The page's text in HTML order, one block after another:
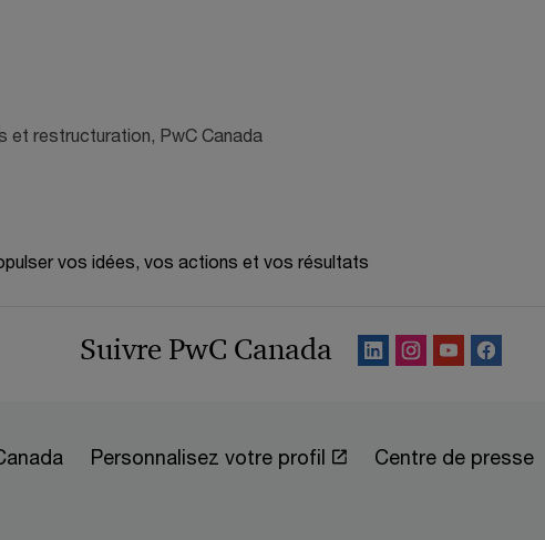
et restructuration, PwC Canada
vos idées, vos actions et vos résultats
Suivre PwC Canada
Personnalisez votre profil Centre de presse